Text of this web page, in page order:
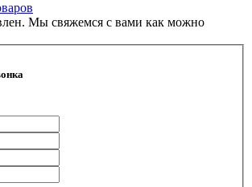
Мы свяжемся с вами как можно